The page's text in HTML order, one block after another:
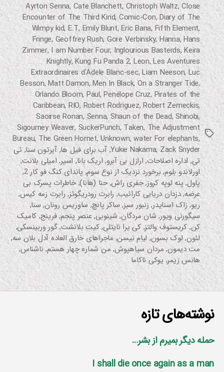
برچسب‌ها
Ayrton Senna, Cate Blanchett, Christoph Waltz,Close
Encounter of The Third Kind,Comic-Con,Diary of The
Wimpy kid, E.T, Emily Blunt,Eric Bana, Fifth Element,
Fringe, Geoffrey Rush, Gore Verbinsky, Hanna,Hans
Zimmer, I am Number Four, Inglourious Basterds,Keira
Knightly,Kung Fu Panda 2,Leon,Les Aventures
Extraordinaires d'Adele Blanc-sec,Liam Neeson, Luc
Besson,Matt Damon,Men In Black, On a Stranger Tide,
Orlando Bloom, Paul,Penélope Cruz, Pirates of the
Caribbean,RIO,Robert Rodriguez,Robert Zemeckis,
Saoirse Ronan,Senna,Shaun of the Dead,Shinobi,
Sigourney Weaver, SuckerPunch,Taken,The Adjustment
Bureau, The Green Hornet,Unknown,water For elephants,
Yukie Nakama, Zack Snyder
,آب برای فیل ها,آیرتون سنا,ئی
تی, اداره اصلاحات,ارازل بی آبرو,اریک بانا,اسیر, امیلی بلانت,
اورلاندو بلوم, برخورد نزدیک از نوع سوم, پاندای کنگ فو کار 2 ,
پاول,پنه لوپه کروز,جفری راش,حنا (هانا),خاطرات پسرک بی
عرضه,دزدان دریایی کارائیب,رابرت رودریگوئز,رابرت زمه کیس,
ریو,زاک اسنایدر,زنبور سبز, ساکر پانچ,ساوریس رونان, سنا,
سیگورنی ویور, شان مردگان,شینوبی,عنصر پنجم,فرینج, کامیک
کن, کریستوف والتز,کی یرا نایتلی,کیت بلانشت,گور وربینسکی,
لئون,لوک بسون,لیام نیسن,ماجراهای خارق العاده آدل بلان سه,
مت دیمون, مردان سیاهپوش, من شماره چهار هستم,ناشناس,
هانس زیمر, یوکی ناکاما
نوشته‌های تازه
حمله دیگر بمیرم از بشر…
I shall die once again as a man